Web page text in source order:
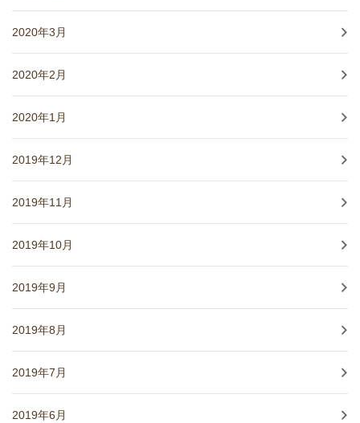
2020年3月
2020年2月
2020年1月
2019年12月
2019年11月
2019年10月
2019年9月
2019年8月
2019年7月
2019年6月